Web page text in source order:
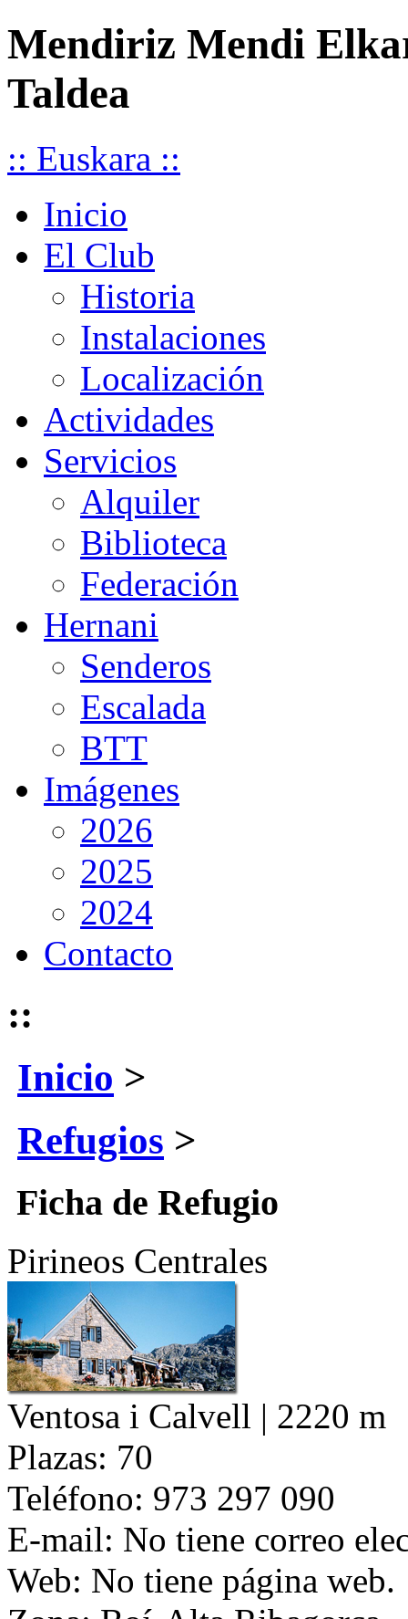
Mendiriz Mendi
Taldea
:: Euskara ::
Inicio
El Club
Historia
Instalaciones
Localización
Actividades
Servicios
Alquiler
Biblioteca
Federación
Hernani
Senderos
Escalada
BTT
Imágenes
2026
2025
2024
Contacto
::
Inicio >
Refugios >
Ficha de Refugio
Pirineos Centrales
Ventosa i Calvell | 2220 m
Plazas: 70
Teléfono: 973 297 090
E-mail: No tiene correo
Web: No tiene página web.